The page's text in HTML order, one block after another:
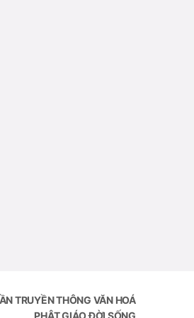
TRUYỀN THÔNG VĂN HOÁ
PHẬT GIÁO ĐỜI SỐNG